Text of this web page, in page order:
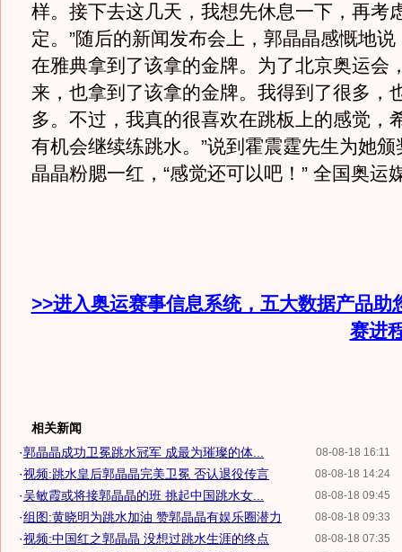
样。接下去这几天，我想先休息一下，再考
定。”随后的新闻发布会上，郭晶晶感慨地说
在雅典拿到了该拿的金牌。为了北京奥运会
来，也拿到了该拿的金牌。我得到了很多，
多。不过，我真的很喜欢在跳板上的感觉，
有机会继续练跳水。”说到霍震霆先生为她
晶晶粉腮一红，“感觉还可以吧！” 全国奥运
>>进入奥运赛事信息系统，五大数据产品助
赛进
相关新闻
08-08-18 16:11
·郭晶晶成功卫冕跳水冠军 成最为璀璨的体...
08-08-18 14:24
·视频:跳水皇后郭晶晶完美卫冕 否认退役传言
08-08-18 09:45
·吴敏霞或将接郭晶晶的班 挑起中国跳水女...
08-08-18 09:33
·组图:黄晓明为跳水加油 赞郭晶晶有娱乐圈潜力
08-08-18 07:35
·视频:中国红之郭晶晶 没想过跳水生涯的终点